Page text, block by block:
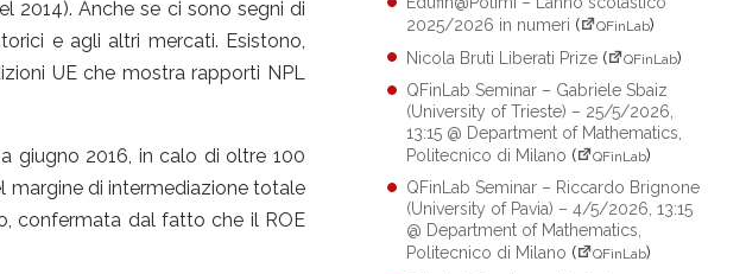
2014). Anche se ci sono segni di
e agli altri mercati. Esistono,
UE che mostra rapporti NPL
giugno 2016, in calo di oltre 100
margine di intermediazione totale
confermata dal fatto che il ROE
2025/2026 in numeri ( QFinLab)
Nicola Bruti Liberati Prize ( QFinLab)
QFinLab Seminar – Gabriele Sbaiz
(University of Trieste) – 25/5/2026,
13:15 @ Department of Mathematics,
Politecnico di Milano ( QFinLab)
QFinLab Seminar – Riccardo Brignone
(University of Pavia) – 4/5/2026, 13:15
@ Department of Mathematics,
Politecnico di Milano ( QFinLab)